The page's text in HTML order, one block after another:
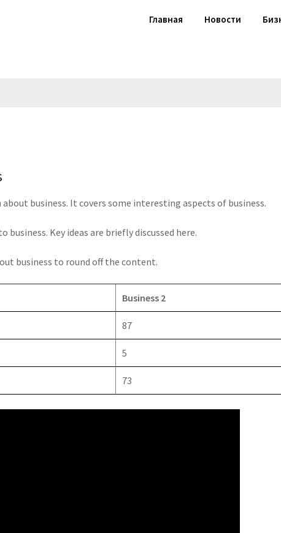
Главная Новости
business. It covers some interesting aspects of business.
Key ideas are briefly discussed here.
business to round off the content.
Business 2
87
5
73